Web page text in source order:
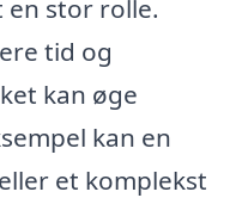
stor rolle.
tid og
kan øge
kan en
et komplekst